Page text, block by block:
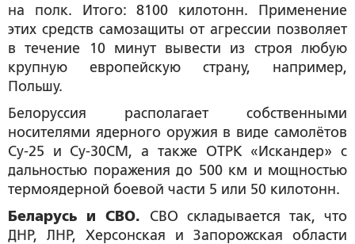
на полк. Итого: 8100 килотонн. Применение
этих средств самозащиты от агрессии позволяет
в течение 10 минут вывести из строя любую
крупную европейскую страну, например,
Польшу.
Белоруссия располагает собственными
носителями ядерного оружия в виде самолётов
Су-25 и Су-30СМ, а также ОТРК «Искандер» с
дальностью поражения до 500 км и мощностью
термоядерной боевой части 5 или 50 килотонн.
Беларусь и СВО. СВО складывается так, что
ДНР, ЛНР, Херсонская и Запорожская области